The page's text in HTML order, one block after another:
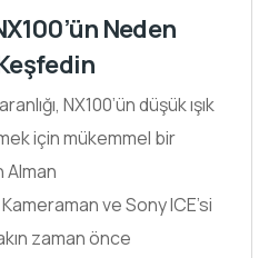
Neden
NX100’ün düşük ışık
için mükemmel bir
Alman
ve Sony ICE’si
zaman önce